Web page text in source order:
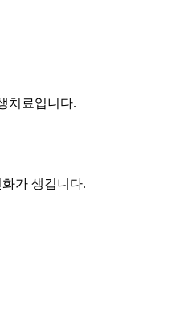
치료입니다.
가 생깁니다.